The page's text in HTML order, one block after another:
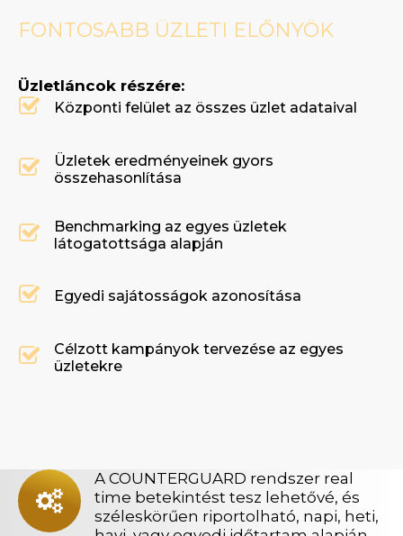
FONTOSABB ÜZLETI ELŐNYÖK
Üzletláncok részére:
Központi felület az összes üzlet adataival
Üzletek eredményeinek gyors
összehasonlítása
Benchmarking az egyes üzletek
látogatottsága alapján
Egyedi sajátosságok azonosítása
Célzott kampányok tervezése az egyes
üzletekre
A COUNTERGUARD rendszer real
time betekintést tesz lehetővé, és
széleskörűen riportolható, napi, heti,